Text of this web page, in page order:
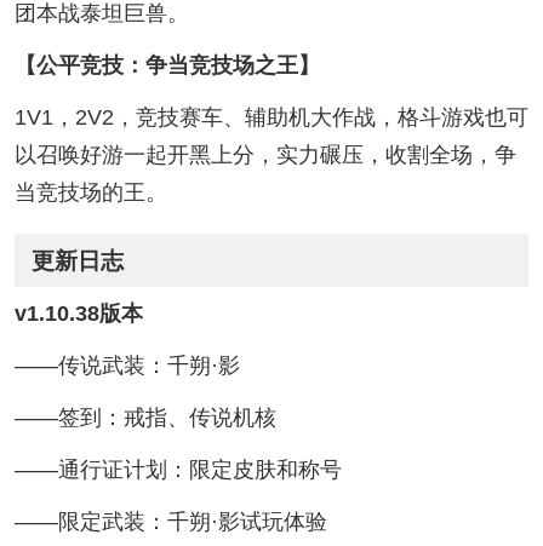
团本战泰坦巨兽。
【公平竞技：争当竞技场之王】
1V1，2V2，竞技赛车、辅助机大作战，格斗游戏也可
以召唤好游一起开黑上分，实力碾压，收割全场，争
当竞技场的王。
更新日志
v1.10.38版本
——传说武装：千朔·影
——签到：戒指、传说机核
——通行证计划：限定皮肤和称号
——限定武装：千朔·影试玩体验